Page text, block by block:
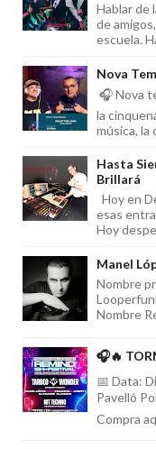
Hablar de
de
escuela.
Nova
🎧 Nova
la
música, la
Hasta
Brillará
Hoy en
esas
Hoy
Manel
Nombre
Nombre
🎧🔥
📅 Data:
Pavelló
Compra